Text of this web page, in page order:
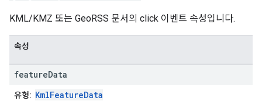
KML/KMZ 또는 GeoRSS 문서의 click 이벤트 속성입니다.
속성
featureData
유형: KmlFeatureData